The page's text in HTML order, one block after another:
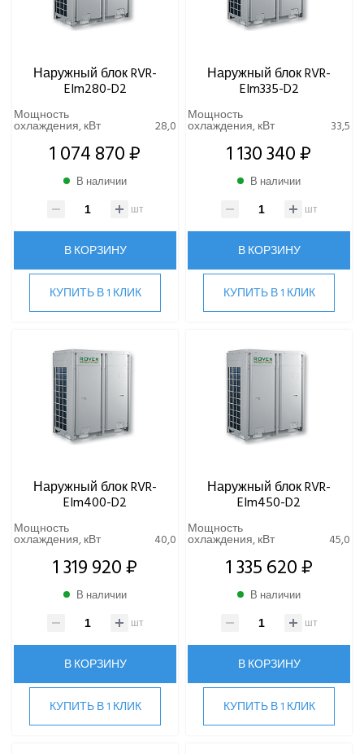
Наружный блок RVR-
EIm280-D2
Мощность
охлаждения, кВт 28,0
1 074 870 ₽
В наличии
шт
В КОРЗИНУ
КУПИТЬ В 1 КЛИК
Наружный блок RVR-
EIm335-D2
Мощность
охлаждения, кВт 33,5
1 130 340 ₽
В наличии
шт
В КОРЗИНУ
КУПИТЬ В 1 КЛИК
Наружный блок RVR-
EIm400-D2
Мощность
охлаждения, кВт 40,0
1 319 920 ₽
В наличии
шт
В КОРЗИНУ
КУПИТЬ В 1 КЛИК
Наружный блок RVR-
EIm450-D2
Мощность
охлаждения, кВт 45,0
1 335 620 ₽
В наличии
шт
В КОРЗИНУ
КУПИТЬ В 1 КЛИК